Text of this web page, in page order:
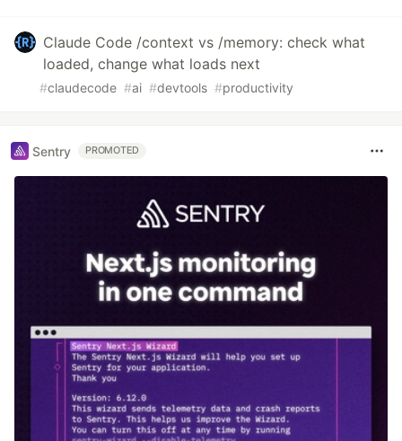
Claude Code /context vs /memory: check what
loaded, change what loads next
#claudecode #ai #devtools #productivity
Sentry PROMOTED